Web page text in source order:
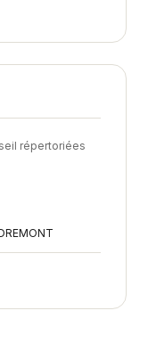
répertoriées